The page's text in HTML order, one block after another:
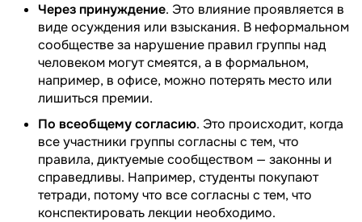
Через принуждение. Это влияние проявляется в
виде осуждения или взыскания. В неформальном
сообществе за нарушение правил группы над
человеком могут смеятся, а в формальном,
например, в офисе, можно потерять место или
лишиться премии.
По всеобщему согласию. Это происходит, когда
все участники группы согласны с тем, что
правила, диктуемые сообществом — законны и
справедливы. Например, студенты покупают
тетради, потому что все согласны с тем, что
конспектировать лекции необходимо.